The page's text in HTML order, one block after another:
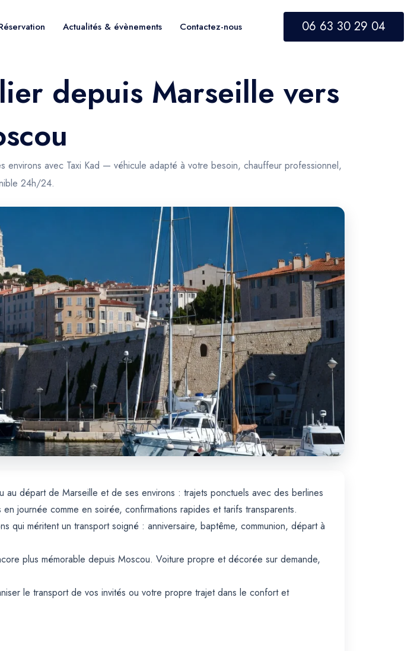
Actualités & évènements Contactez-nous 06 63 30 29 04
depuis Marseille vers
avec Taxi Kad — véhicule adapté à votre besoin, chauffeur professionnel,
24h/24.
départ de Marseille et de ses environs : trajets ponctuels avec des berlines
journée comme en soirée, confirmations rapides et tarifs transparents.
qui méritent un transport soigné : anniversaire, baptême, communion, départ à
plus mémorable depuis Moscou. Voiture propre et décorée sur demande,
le transport de vos invités ou votre propre trajet dans le confort et